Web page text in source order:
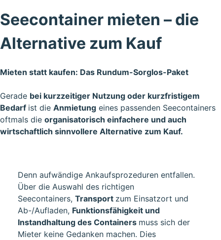
Seecontainer mieten – die
Alternative zum Kauf
Mieten statt kaufen: Das Rundum-Sorglos-Paket
Gerade bei kurzzeitiger Nutzung oder kurzfristigem
Bedarf ist die Anmietung eines passenden Seecontainers
oftmals die organisatorisch einfachere und auch
wirtschaftlich sinnvollere Alternative zum Kauf.
Denn aufwändige Ankaufsprozeduren entfallen.
Über die Auswahl des richtigen
Seecontainers, Transport zum Einsatzort und
Ab-/Aufladen, Funktionsfähigkeit und
Instandhaltung des Containers muss sich der
Mieter keine Gedanken machen. Dies